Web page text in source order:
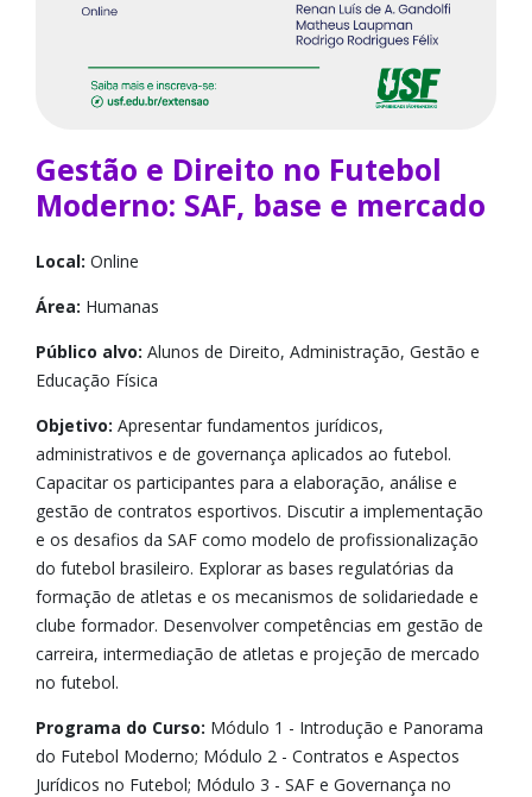
Gestão e Direito no Futebol
Moderno: SAF, base e mercado
Local: Online
Área: Humanas
Público alvo: Alunos de Direito, Administração, Gestão e
Educação Física
Objetivo: Apresentar fundamentos jurídicos,
administrativos e de governança aplicados ao futebol.
Capacitar os participantes para a elaboração, análise e
gestão de contratos esportivos. Discutir a implementação
e os desafios da SAF como modelo de profissionalização
do futebol brasileiro. Explorar as bases regulatórias da
formação de atletas e os mecanismos de solidariedade e
clube formador. Desenvolver competências em gestão de
carreira, intermediação de atletas e projeção de mercado
no futebol.
Programa do Curso: Módulo 1 - Introdução e Panorama
do Futebol Moderno; Módulo 2 - Contratos e Aspectos
Jurídicos no Futebol; Módulo 3 - SAF e Governança no